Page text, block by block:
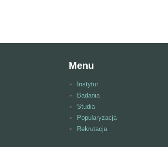
Menu
Instytut
Badania
Studia
Popularyzacja
Rekrutacja